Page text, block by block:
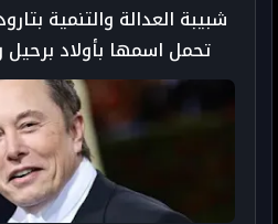
شبيبة العدالة والتنمية
تحمل اسمها بأولاد